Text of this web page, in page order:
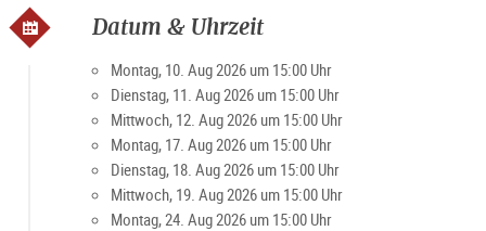
Datum & Uhrzeit
Montag, 10. Aug 2026 um 15:00 Uhr
Dienstag, 11. Aug 2026 um 15:00 Uhr
Mittwoch, 12. Aug 2026 um 15:00 Uhr
Montag, 17. Aug 2026 um 15:00 Uhr
Dienstag, 18. Aug 2026 um 15:00 Uhr
Mittwoch, 19. Aug 2026 um 15:00 Uhr
Montag, 24. Aug 2026 um 15:00 Uhr